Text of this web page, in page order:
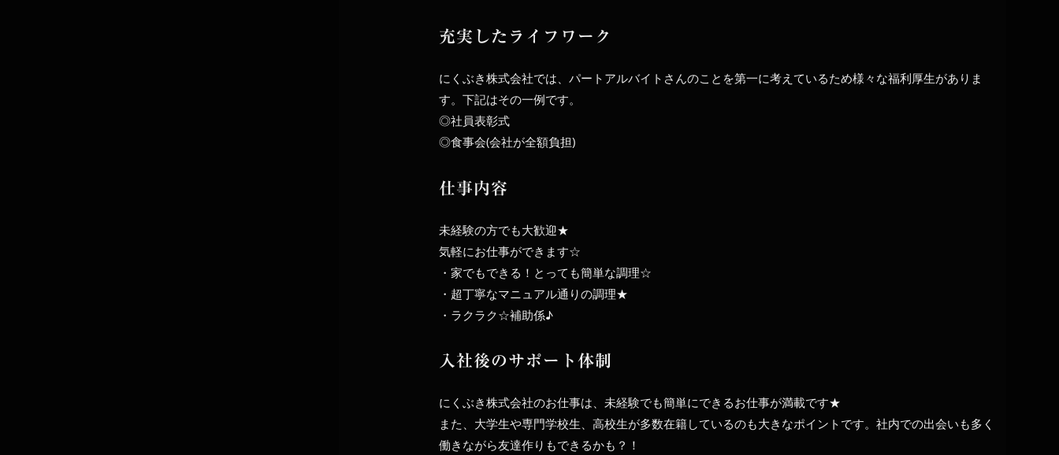
充実したライフワーク
にくぶき株式会社では、パートアルバイトさんのことを第一に考えているため様々な福利厚生がありま
す。下記はその一例です。
◎社員表彰式
◎食事会(会社が全額負担)
仕事内容
未経験の方でも大歓迎★
気軽にお仕事ができます☆
・家でもできる！とっても簡単な調理☆
・超丁寧なマニュアル通りの調理★
・ラクラク☆補助係♪
入社後のサポート体制
にくぶき株式会社のお仕事は、未経験でも簡単にできるお仕事が満載です★
また、大学生や専門学校生、高校生が多数在籍しているのも大きなポイントです。社内での出会いも多く
働きながら友達作りもできるかも？！